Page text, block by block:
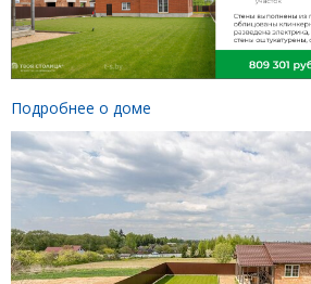
Подробнее о доме